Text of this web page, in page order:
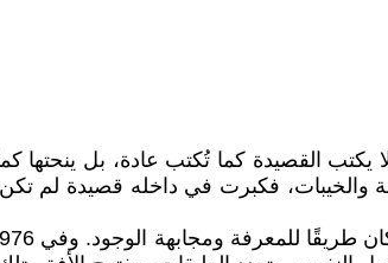
القصيدة كما تُكتب عادة، بل ينحتها
فيه الوطن يتقلب على جمر السياسة والخيبات، فكبرت في داخله